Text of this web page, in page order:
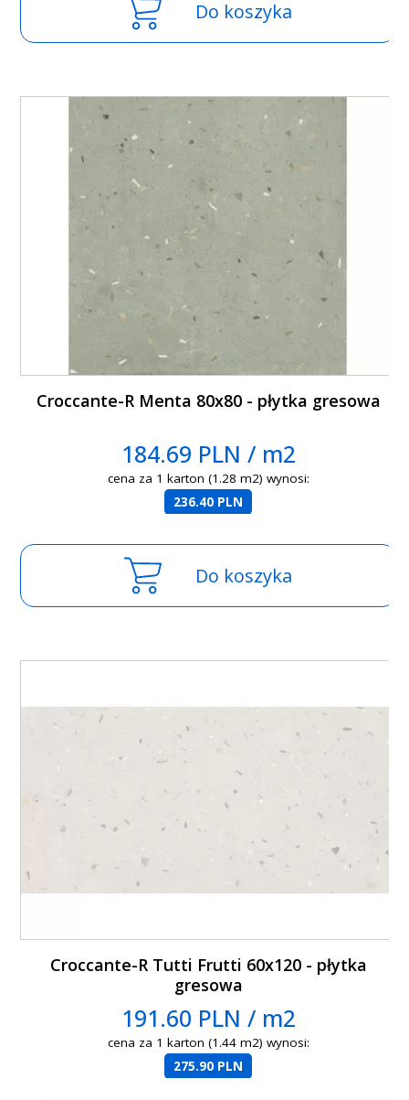
Do koszyka
Croccante-R Menta 80x80 - płytka gresowa
184.69 PLN / m2
cena za 1 karton (1.28 m2) wynosi:
236.40 PLN
Do koszyka
Croccante-R Tutti Frutti 60x120 - płytka
gresowa
191.60 PLN / m2
cena za 1 karton (1.44 m2) wynosi:
275.90 PLN